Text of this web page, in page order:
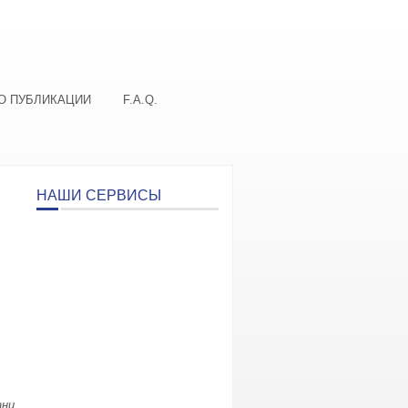
ПУБЛИКАЦИИ F.A.Q.
НАШИ СЕРВИСЫ